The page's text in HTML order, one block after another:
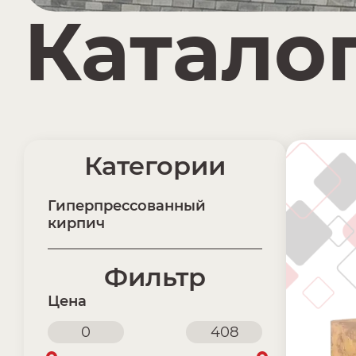
Категории
Гиперпрессованный
кирпич
Фильтр
Цена